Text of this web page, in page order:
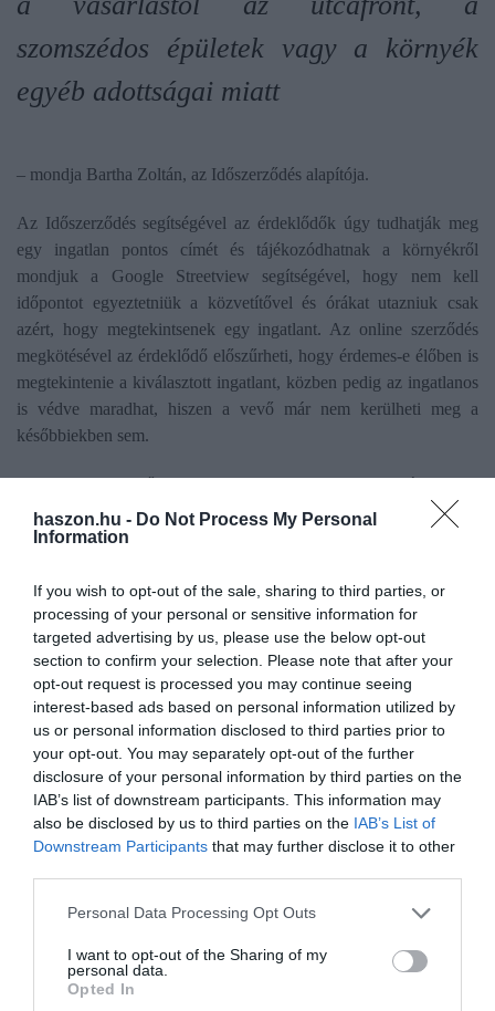
haszon.hu - Do Not Process My Personal
Information
If you wish to opt-out of the sale, sharing to third parties, or
processing of your personal or sensitive information for
targeted advertising by us, please use the below opt-out
section to confirm your selection. Please note that after your
opt-out request is processed you may continue seeing
interest-based ads based on personal information utilized by
us or personal information disclosed to third parties prior to
your opt-out. You may separately opt-out of the further
disclosure of your personal information by third parties on the
IAB’s list of downstream participants. This information may
also be disclosed by us to third parties on the IAB’s List of
Downstream Participants that may further disclose it to other
Please note that this website/app uses one or more Google
not limited to your visit or usage behaviour. You may click to
grant or deny consent to Google and its third-party tags to
use your data for below specified purposes in below Google
Personal Data Processing Opt Outs
I want to opt-out of the Sharing of my
personal data.
Opted In
szomszédos épületek vagy a környék
egyéb adottságai miatt
– mondja Bartha Zoltán, az Időszerződés alapítója.
Az Időszerződés segítségével az érdeklődők úgy tudhatják meg
egy ingatlan pontos címét és tájékozódhatnak a környékről
mondjuk a Google Streetview segítségével, hogy nem kell
időpontot egyeztetniük a közvetítővel és órákat utazniuk csak
azért, hogy megtekintsenek egy ingatlant. Az online szerződés
megkötésével az érdeklődő előszűrheti, hogy érdemes-e élőben is
megtekintenie a kiválasztott ingatlant, közben pedig az ingatlanos
is védve maradhat, hiszen a vevő már nem kerülheti meg a
későbbiekben sem.
Az ingatlankeresőknek fontos, hogy ne pazarolják olyan
ingatlanokra az idejüket, amelyeknek a hirdetése ugyan
szimpatikus, viszont a környék az alapfeltételeiknek nem felel
kellemetlen meglepetést okozni egy közeli magasfeszültségű
vezeték, szórakozóhely vagy buszmegálló, esetleg egy csúnya
utcafront” – mondja Bartha Zoltán. „Az Időszerződés megkötése
után 24 órán belül megtudhatja az érdeklődő, hogy érdemes-e
személyesen is megnézni az ingatlant” – tette hozzá. A szolgáltatás
fizetős. Ezt már mi tesszük hozzá.
ingatlanpiac ingatlanközvetítő hirdetés környezet
közvetítői jutalék